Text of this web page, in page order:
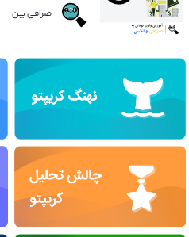
صرافی بین